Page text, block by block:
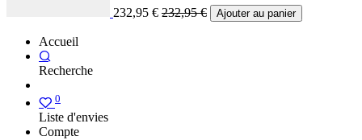
232,95 € 232,95€ Ajouter au panier
Accueil
Recherche
0
Liste d'envies
Compte